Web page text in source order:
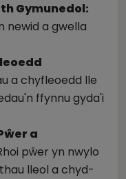
Gymunedol:
newid a gwella
a chyfleoedd lle
ffynnu gyda'i
ŵer a
pŵer yn nwylo
lleol a chyd-